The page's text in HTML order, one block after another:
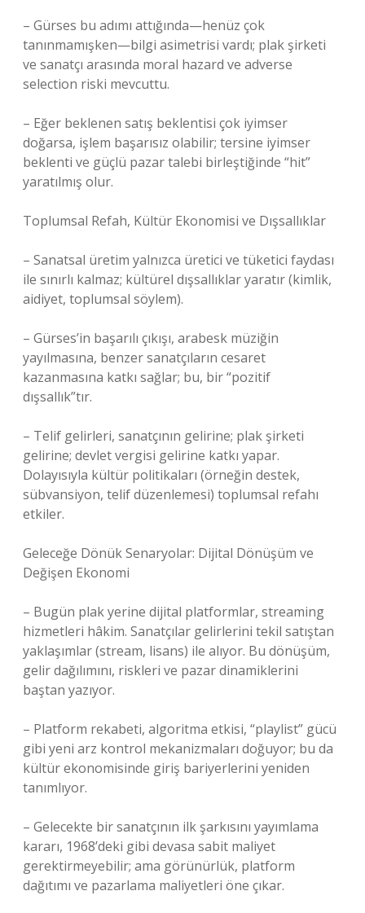
– Gürses bu adımı attığında—henüz çok
tanınmamışken—bilgi asimetrisi vardı; plak şirketi
ve sanatçı arasında moral hazard ve adverse
selection riski mevcuttu.
– Eğer beklenen satış beklentisi çok iyimser
doğarsa, işlem başarısız olabilir; tersine iyimser
beklenti ve güçlü pazar talebi birleştiğinde “hit”
yaratılmış olur.
Toplumsal Refah, Kültür Ekonomisi ve Dışsallıklar
– Sanatsal üretim yalnızca üretici ve tüketici faydası
ile sınırlı kalmaz; kültürel dışsallıklar yaratır (kimlik,
aidiyet, toplumsal söylem).
– Gürses’in başarılı çıkışı, arabesk müziğin
yayılmasına, benzer sanatçıların cesaret
kazanmasına katkı sağlar; bu, bir “pozitif
dışsallık”tır.
– Telif gelirleri, sanatçının gelirine; plak şirketi
gelirine; devlet vergisi gelirine katkı yapar.
Dolayısıyla kültür politikaları (örneğin destek,
sübvansiyon, telif düzenlemesi) toplumsal refahı
etkiler.
Geleceğe Dönük Senaryolar: Dijital Dönüşüm ve
Değişen Ekonomi
– Bugün plak yerine dijital platformlar, streaming
hizmetleri hâkim. Sanatçılar gelirlerini tekil satıştan
yaklaşımlar (stream, lisans) ile alıyor. Bu dönüşüm,
gelir dağılımını, riskleri ve pazar dinamiklerini
baştan yazıyor.
– Platform rekabeti, algoritma etkisi, “playlist” gücü
gibi yeni arz kontrol mekanizmaları doğuyor; bu da
kültür ekonomisinde giriş bariyerlerini yeniden
tanımlıyor.
– Gelecekte bir sanatçının ilk şarkısını yayımlama
kararı, 1968’deki gibi devasa sabit maliyet
gerektirmeyebilir; ama görünürlük, platform
dağıtımı ve pazarlama maliyetleri öne çıkar.